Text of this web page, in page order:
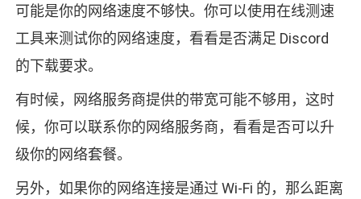
可能是你的网络速度不够快。你可以使用在线测速
工具来测试你的网络速度，看看是否满足 Discord
的下载要求。
有时候，网络服务商提供的带宽可能不够用，这时
候，你可以联系你的网络服务商，看看是否可以升
级你的网络套餐。
另外，如果你的网络连接是通过 Wi-Fi 的，那么距离